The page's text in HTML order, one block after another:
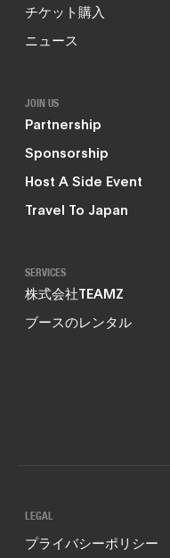
チケット購入
ニュース
JOIN US
Partnership
Sponsorship
Host A Side Event
Travel To Japan
SERVICES
株式会社TEAMZ
ブースのレンタル
LEGAL
プライバシーポリシー